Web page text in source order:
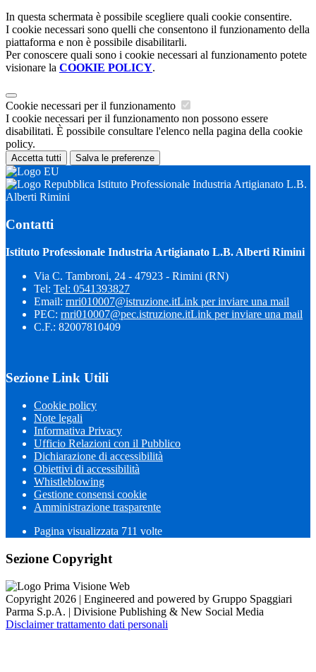
In questa schermata è possibile scegliere quali cookie consentire.
I cookie necessari sono quelli che consentono il funzionamento della
piattaforma e non è possibile disabilitarli.
Per conoscere quali sono i cookie necessari al funzionamento potete
visionare la COOKIE POLICY.
Cookie necessari per il funzionamento
I cookie necessari per il funzionamento non possono essere
disabilitati. È possibile consultare l'elenco nella pagina della cookie
policy.
Accetta tutti Salva le preferenze
Istituto Professionale Industria Artigianato L.B.
Alberti Rimini
Contatti
Istituto Professionale Industria Artigianato L.B. Alberti Rimini
Via C. Tambroni, 24 - 47923 - Rimini (RN)
Tel: Tel: 0541393827
Email: rnri010007@istruzione.itLink per inviare una mail
PEC: rnri010007@pec.istruzione.itLink per inviare una mail
C.F.: 82007810409
Sezione Link Utili
Cookie policy
Note legali
Informativa Privacy
Ufficio Relazioni con il Pubblico
Dichiarazione di accessibilità
Obiettivi di accessibilità
Whistleblowing
Gestione consensi cookie
Amministrazione trasparente
Pagina visualizzata 711 volte
Sezione Copyright
Copyright 2026 | Engineered and powered by Gruppo Spaggiari
Parma S.p.A. | Divisione Publishing & New Social Media
Disclaimer trattamento dati personali